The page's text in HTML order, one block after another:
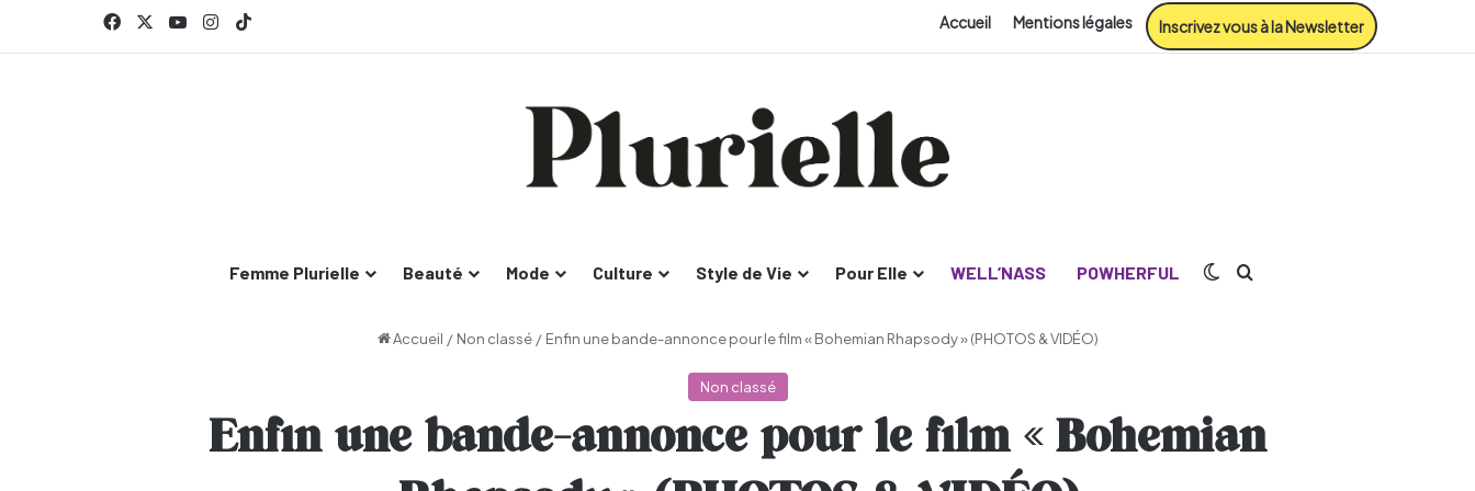
FacebookYouTubeInstagram Accueil Mentions légales Inscrivez vous à la Newsletter
Femme Plurielle Beauté Mode Culture Style de Vie Pour Elle WELL’NASS POWHERFUL Switch skin
Accueil / Non classé / Enfin une bande-annonce pour le film « Bohemian Rhapsody » (PHOTOS & VIDÉO)
Non classé
Enfin une bande-annonce pour le film « Bohemian